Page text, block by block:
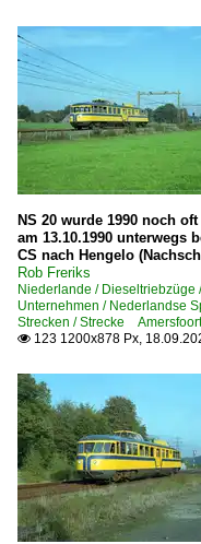
NS 20 wurde 1990 noch
am 13.10.1990 unterwegs
CS nach Hengelo
Rob Freriks
Niederlande /
Unternehmen / Nederlandse
Strecken / Strecke
 123 1200x878 Px,